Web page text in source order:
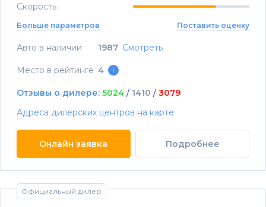
Скорость
Больше параметров Поставить оценку
Авто в наличии 1987 Смотреть
Место в рейтинге 4 i
Отзывы о дилере: 5024 / 1410 / 3079
Адреса дилерских центров на карте
Онлайн заявка Подробнее
Официальный дилер